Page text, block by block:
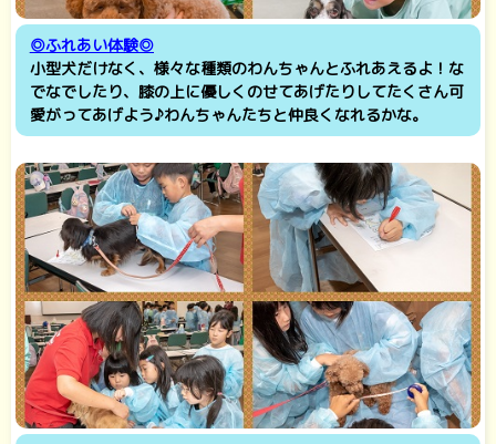
◎ふれあい体験◎
小型犬だけなく、様々な種類のわんちゃんとふれあえるよ！な
でなでしたり、膝の上に優しくのせてあげたりしてたくさん可
愛がってあげよう♪わんちゃんたちと仲良くなれるかな。